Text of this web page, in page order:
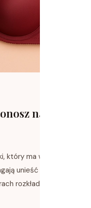
na
który ma wszyte
unieść i ułożyć
rozkładają ich